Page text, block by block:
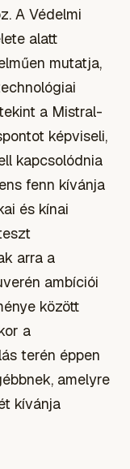
A Védelmi
alatt
mutatja,
a Mistral-
képviseli,
kapcsolódnia
fenn kívánja
és kínai
arra a
ambíciói
között
a
terén éppen
amelyre
kívánja